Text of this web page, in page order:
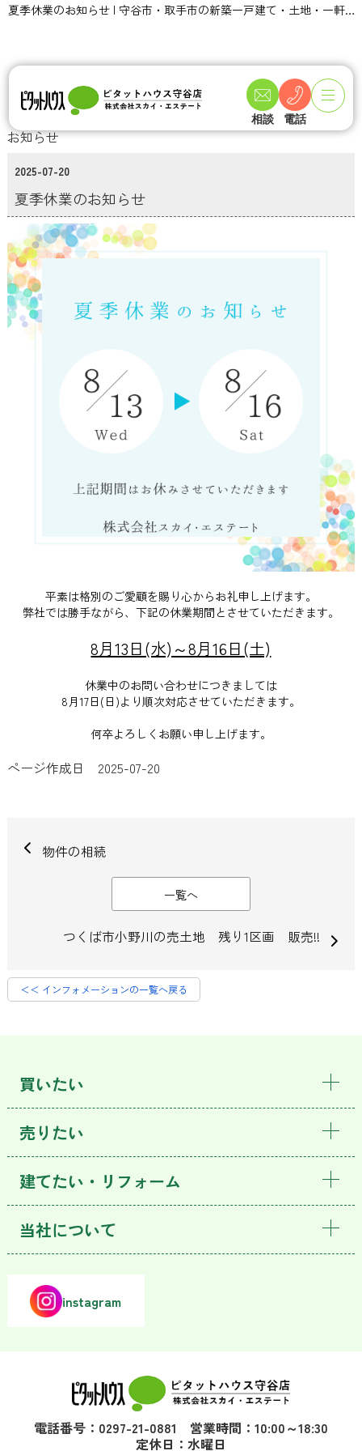
夏季休業のお知らせ | 守谷市・取手市の新築一戸建て・土地・一軒家購入情報ならピタットハウス守谷店 スカイ・エステート
相談 電話
インフォメーション一覧 夏季休業のお知らせ
お知らせ
2025-07-20
夏季休業のお知らせ
平素は格別のご愛顧を賜り心からお礼申し上げます。
弊社では勝手ながら、下記の休業期間とさせていただきます。
8月13日(水)～8月16日(土)
休業中のお問い合わせにつきましては
8月17日(日)より順次対応させていただきます。
何卒よろしくお願い申し上げます。
ページ作成日 2025-07-20
物件の相続
一覧へ
つくば市小野川の売土地 残り1区画 販売!!
＜＜ インフォメーションの一覧へ戻る
買いたい
売りたい
建てたい・リフォーム
当社について
instagram
電話番号：0297-21-0881 営業時間：10:00～18:30
定休日：水曜日